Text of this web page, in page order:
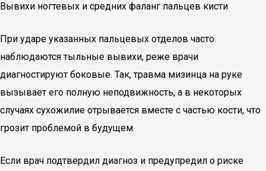
Вывихи ногтевых и средних фаланг пальцев кисти
При ударе указанных пальцевых отделов часто
наблюдаются тыльные вывихи, реже врачи
диагностируют боковые. Так, травма мизинца на руке
вызывает его полную неподвижность, а в некоторых
случаях сухожилие отрывается вместе с частью кости, что
грозит проблемой в будущем.
Если врач подтвердил диагноз и предупредил о риске